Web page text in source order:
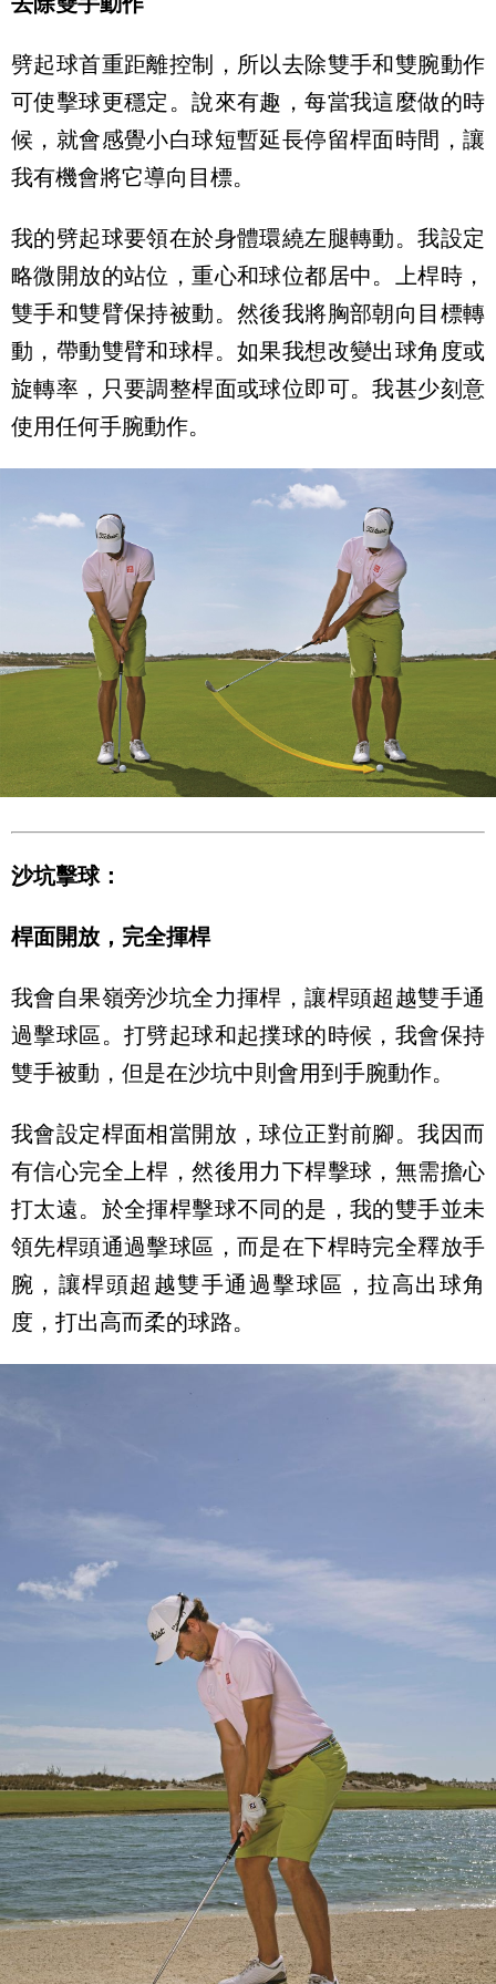
劈起球首重距離控制，所以去除雙手和雙腕動作
可使擊球更穩定。說來有趣，每當我這麼做的時
候，就會感覺小白球短暫延長停留桿面時間，讓
我有機會將它導向目標。
我的劈起球要領在於身體環繞左腿轉動。我設定
略微開放的站位，重心和球位都居中。上桿時，
雙手和雙臂保持被動。然後我將胸部朝向目標轉
動，帶動雙臂和球桿。如果我想改變出球角度或
旋轉率，只要調整桿面或球位即可。我甚少刻意
使用任何手腕動作。
沙坑擊球：
桿面開放，完全揮桿
我會自果嶺旁沙坑全力揮桿，讓桿頭超越雙手通
過擊球區。打劈起球和起撲球的時候，我會保持
雙手被動，但是在沙坑中則會用到手腕動作。
我會設定桿面相當開放，球位正對前腳。我因而
有信心完全上桿，然後用力下桿擊球，無需擔心
打太遠。於全揮桿擊球不同的是，我的雙手並未
領先桿頭通過擊球區，而是在下桿時完全釋放手
腕，讓桿頭超越雙手通過擊球區，拉高出球角
度，打出高而柔的球路。